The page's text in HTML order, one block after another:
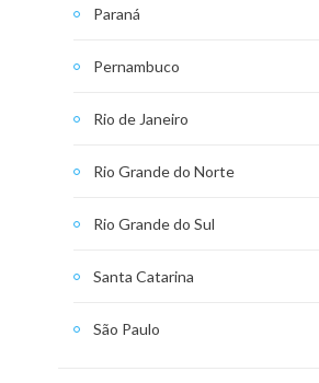
Paraná
Pernambuco
Rio de Janeiro
Rio Grande do Norte
Rio Grande do Sul
Santa Catarina
São Paulo